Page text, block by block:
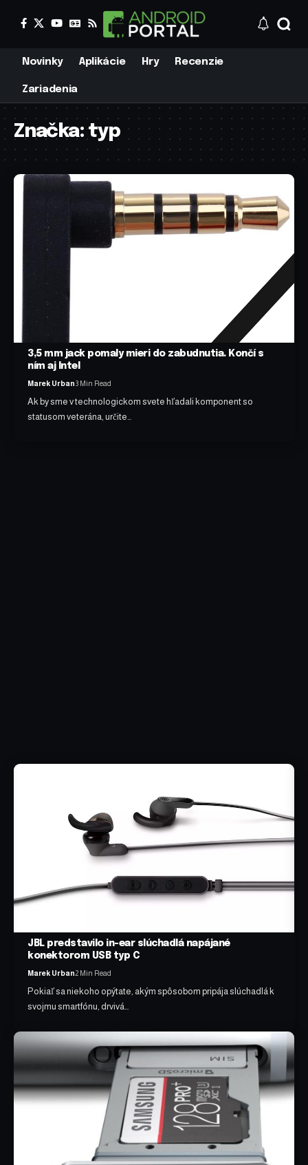
Novinky Aplikácie Hry Recenzie
Zariadenia
Značka:typ
3,5 mm jack pomaly mieri do zabudnutia. Končí s
ním aj Intel
Marek Urban3 Min Read
Ak by sme v technologickom svete hľadali komponent so
statusom veterána, určite…
JBL predstavilo in-ear slúchadlá napájané
konektorom USB typ C
Marek Urban2 Min Read
Pokiaľ sa niekoho opýtate, akým spôsobom pripája slúchadlá k
svojmu smartfónu, drvivá…